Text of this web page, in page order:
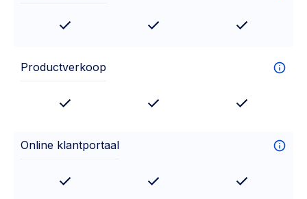
Productverkoop
Online klantportaal